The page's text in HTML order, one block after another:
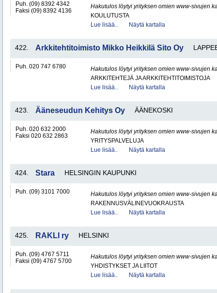
Puh. (09) 8392 4342
Faksi (09) 8392 4136
Hakutulos löytyi yrityksen omien www-sivujen
KOULUTUSTA
Lue lisää..
Näytä kartalla
422. Arkkitehtitoimisto Mikko Heikkilä Sito Oy
Puh. 020 747 6780
Hakutulos löytyi yrityksen omien www-sivujen
ARKKITEHTEJÄ JA ARKKITEHTITOIMISTOJA
Lue lisää..
Näytä kartalla
423. Ääneseudun Kehitys Oy ÄÄNEKOSKI
Puh. 020 632 2000
Faksi 020 632 2863
Hakutulos löytyi yrityksen omien www-sivujen
YRITYSPALVELUJA
Lue lisää..
Näytä kartalla
424. Stara HELSINGIN KAUPUNKI
Puh. (09) 3101 7000
Hakutulos löytyi yrityksen omien www-sivujen
RAKENNUSVÄLINEVUOKRAUSTA
Lue lisää..
Näytä kartalla
425. RAKLI ry HELSINKI
Puh. (09) 4767 5711
Faksi (09) 4767 5700
Hakutulos löytyi yrityksen omien www-sivujen
YHDISTYKSET JA LIITOT
Lue lisää..
Näytä kartalla